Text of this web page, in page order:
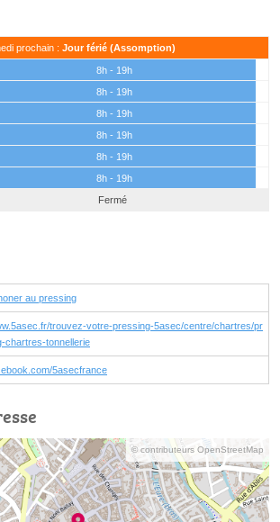
prochain : Jour férié (Assomption)
8h - 19h
8h - 19h
8h - 19h
8h - 19h
8h - 19h
8h - 19h
Fermé
au pressing
trouvez-votre-pressing-5asec/centre/chartres/pr
chartres-tonnellerie
5asecfrance
© contributeurs OpenStreetMap